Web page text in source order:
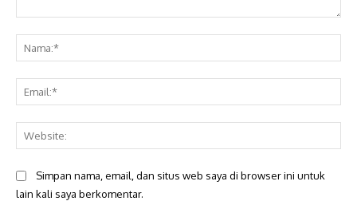
Simpan nama, email, dan situs web saya di browser ini untuk
lain kali saya berkomentar.